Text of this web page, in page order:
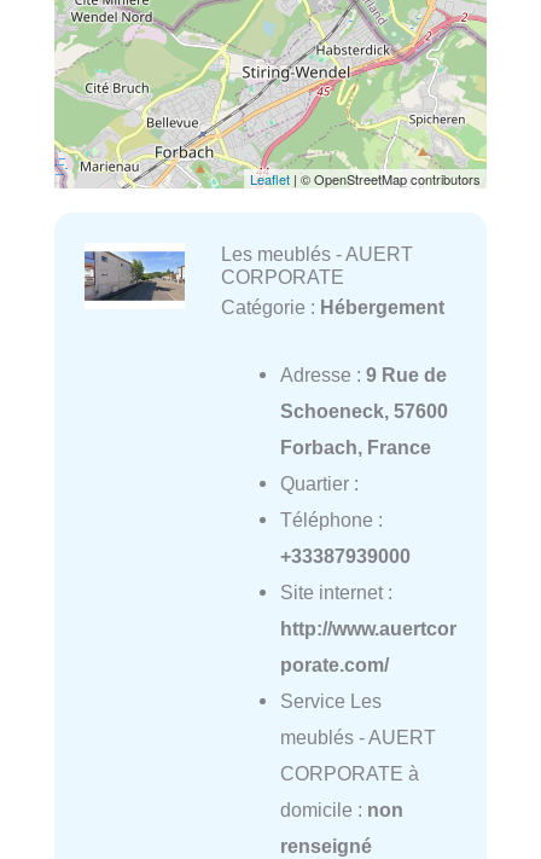
Leaflet | © OpenStreetMap contributors
Les meublés - AUERT
CORPORATE
Catégorie : Hébergement
Adresse : 9 Rue de
Schoeneck, 57600
Forbach, France
Quartier :
Téléphone :
+33387939000
Site internet :
http://www.auertcor
porate.com/
Service Les
meublés - AUERT
CORPORATE à
domicile : non
renseigné